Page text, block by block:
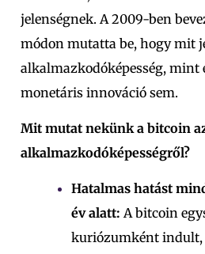
jelenségnek. A 2009-ben
módon mutatta be, hogy mit
alkalmazkodóképesség, mint
monetáris innováció sem.
Mit mutat nekünk a bitcoin
alkalmazkodóképességről?
Hatalmas hatást
év alatt: A bitcoin
kuriózumként indult,